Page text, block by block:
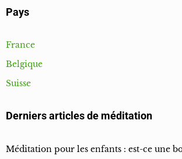
Pays
France
Belgique
Suisse
Derniers articles de méditation
Méditation pour les enfants : est-ce une